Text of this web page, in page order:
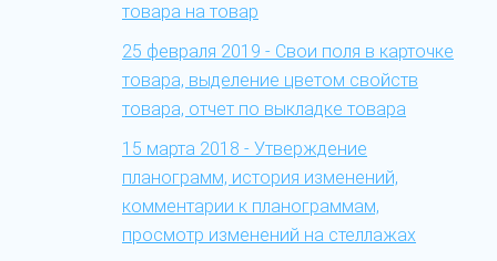
товара на товар
25 февраля 2019 - Свои поля в карточке
товара, выделение цветом свойств
товара, отчет по выкладке товара
15 марта 2018 - Утверждение
планограмм, история изменений,
комментарии к планограммам,
просмотр изменений на стеллажах